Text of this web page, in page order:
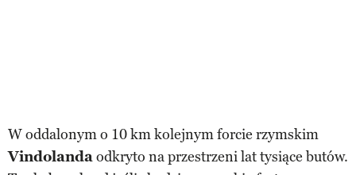
W oddalonym o 10 km kolejnym forcie rzymskim
Vindolandaodkryto na przestrzeni lat tysiące butów.